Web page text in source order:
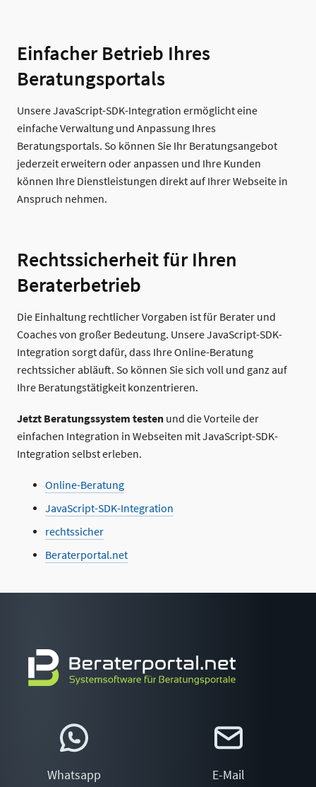
Einfacher Betrieb Ihres
Beratungsportals
Unsere JavaScript-SDK-Integration ermöglicht eine
einfache Verwaltung und Anpassung Ihres
Beratungsportals. So können Sie Ihr Beratungsangebot
jederzeit erweitern oder anpassen und Ihre Kunden
können Ihre Dienstleistungen direkt auf Ihrer Webseite in
Anspruch nehmen.
Rechtssicherheit für Ihren
Beraterbetrieb
Die Einhaltung rechtlicher Vorgaben ist für Berater und
Coaches von großer Bedeutung. Unsere JavaScript-SDK-
Integration sorgt dafür, dass Ihre Online-Beratung
rechtssicher abläuft. So können Sie sich voll und ganz auf
Ihre Beratungstätigkeit konzentrieren.
Jetzt Beratungssystem testen und die Vorteile der
einfachen Integration in Webseiten mit JavaScript-SDK-
Integration selbst erleben.
Online-Beratung
JavaScript-SDK-Integration
rechtssicher
Beraterportal.net
Whatsapp E-Mail